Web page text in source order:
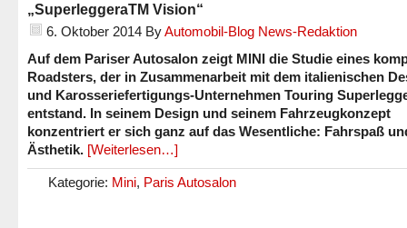
„SuperleggeraTM Vision“
6. Oktober 2014 ByAutomobil-Blog News-Redaktion
Auf dem Pariser Autosalon zeigt MINI die Studie eines
Roadsters, der in Zusammenarbeit mit dem italienischen
und Karosseriefertigungs-Unternehmen Touring
entstand. In seinem Design und seinem Fahrzeugkonzept
konzentriert er sich ganz auf das Wesentliche: Fahrspaß
Ästhetik. [Weiterlesen…]
Kategorie: Mini, Paris Autosalon